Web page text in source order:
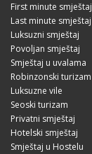
First minute smještaj
Last minute smještaj
Luksuzni smještaj
Povoljan smještaj
Smještaj u uvalama
Robinzonski turizam
Luksuzne vile
Seoski turizam
Privatni smještaj
Hotelski smještaj
Smještaj u Hostelu